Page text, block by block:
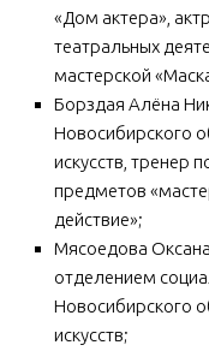
музей»
МБУ Парк
МБУК
Афиша
Независимая
Контакты
«Дом актера»,
театральных
мастерской
Борздая Алёна
Новосибирского
искусств, тренер
предметов
действие»;
Мясоедова
отделением
Новосибирского
искусств;